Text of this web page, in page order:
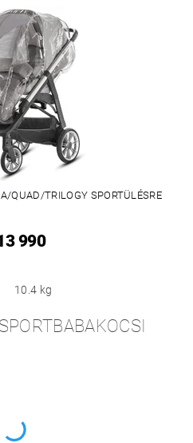
QUAD/TRILOGY SPORTÜLÉSRE
990
10.4 kg